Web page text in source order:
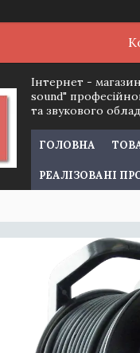
Інтернет -
sound"
та звукового
ГОЛОВНА
РЕАЛІЗОВАНІ